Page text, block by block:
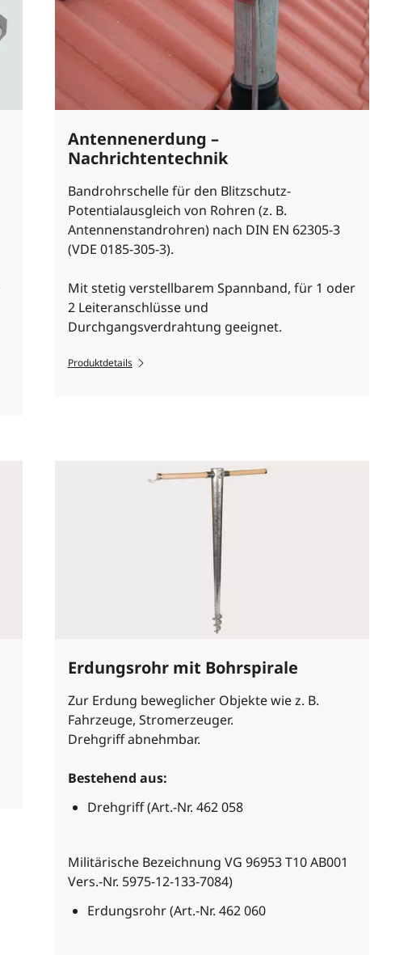
Antennenerdung –
Nachrichtentechnik
Bandrohrschelle für den Blitzschutz-
Potentialausgleich von Rohren (z. B.
Antennenstandrohren) nach DIN EN 62305-3
(VDE 0185-305-3).
Mit stetig verstellbarem Spannband, für 1 oder
2 Leiteranschlüsse und
Durchgangsverdrahtung geeignet.
Produktdetails
Erdungsrohr mit Bohrspirale
Zur Erdung beweglicher Objekte wie z. B.
Fahrzeuge, Stromerzeuger.
Drehgriff abnehmbar.
Bestehend aus:
Drehgriff (Art.-Nr. 462 058
Militärische Bezeichnung VG 96953 T10 AB001
Vers.-Nr. 5975-12-133-7084)
Erdungsrohr (Art.-Nr. 462 060